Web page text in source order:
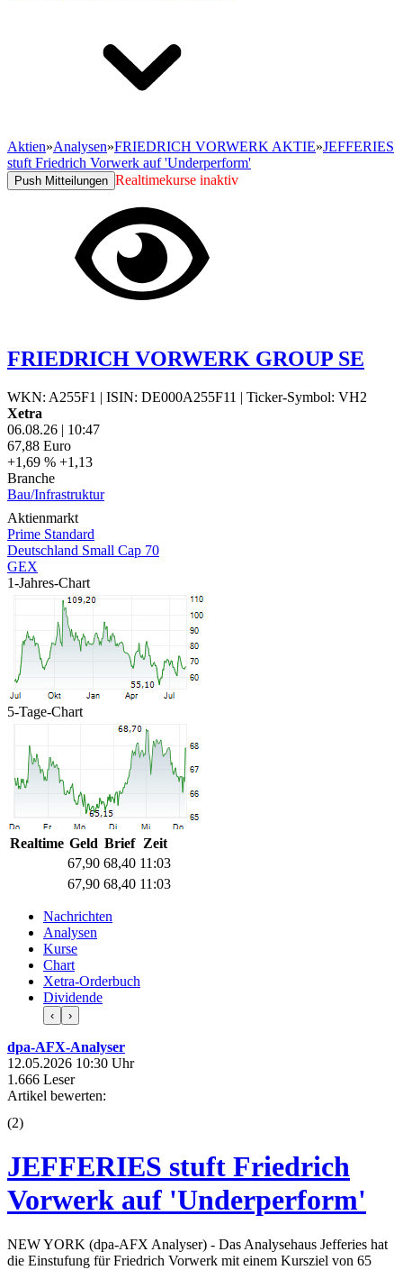
Aktien»Analysen»FRIEDRICH VORWERK AKTIE»JEFFERIES
stuft Friedrich Vorwerk auf 'Underperform'
Push Mitteilungen Realtimekurse inaktiv
FRIEDRICH VORWERK GROUP SE
WKN: A255F1 | ISIN: DE000A255F11 | Ticker-Symbol: VH2
Xetra
06.08.26 | 10:47
67,88 Euro
+1,69 % +1,13
Branche
Bau/Infrastruktur
Aktienmarkt
Prime Standard
Deutschland Small Cap 70
GEX
1-Jahres-Chart
5-Tage-Chart
Realtime Geld Brief Zeit
67,90 68,40 11:03
67,90 68,40 11:03
Nachrichten
Analysen
Kurse
Chart
Xetra-Orderbuch
Dividende
‹ ›
dpa-AFX-Analyser
12.05.2026 10:30 Uhr
1.666 Leser
Artikel bewerten:
(2)
JEFFERIES stuft Friedrich
Vorwerk auf 'Underperform'
NEW YORK (dpa-AFX Analyser) - Das Analysehaus Jefferies hat
die Einstufung für Friedrich Vorwerk mit einem Kursziel von 65